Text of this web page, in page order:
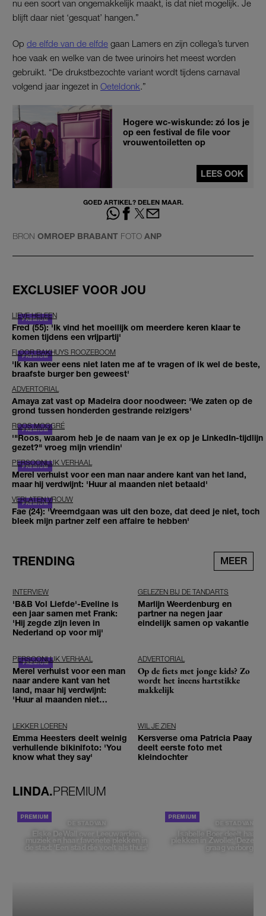
nu een soort van ongemakkelijk maakt, is dat niet mogelijk. Je
blijft daar niet ‘gesquat’ hangen.”
Op de elfde van de elfde gaan Lamers en zijn collega’s turven
hoe vaak en welke van de twee urinoirs het meest worden
gebruikt. “De drukstbezochte variant wordt tijdens carnaval
volgend jaar ingezet in Oeteldonk.”
Hogere wc-wiskunde: zó los je
op een festival de file voor
vrouwentoiletten op
LEES OOK
GOED ARTIKEL? DELEN MAAR.
BRON OMROEP BRABANT FOTO ANP
EXCLUSIEF VOOR JOU
LIEVE HELEEN
Fred (55): 'Ik vind het moeilijk om meerdere keren klaar te
komen tijdens een vrijpartij'
FLOOR BAKHUYS ROOZEBOOM
'Ik kan weer eens niet laten me af te vragen of ik wel de beste,
braafste burger ben geweest'
ADVERTORIAL
Amaya zat vast op Madeira door noodweer: 'We zaten op de
grond tussen honderden gestrande reizigers'
ROOS MOGGRÉ
'"Roos, waarom heb je de naam van je ex op je LinkedIn-tijdlijn
gezet?" vroeg mijn vriendin'
PERSOONLIJK VERHAAL
Merel verhuist voor een man naar andere kant van het land,
maar hij verdwijnt: 'Huur al maanden niet betaald'
VERLATEN VROUW
Fae (24): 'Vreemdgaan was uit den boze, dat deed je niet, toch
bleek mijn partner zelf een affaire te hebben'
TRENDING MEER
INTERVIEW
'B&B Vol Liefde'-Eveline is
een jaar samen met Frank:
'Hij zegde zijn leven in
Nederland op voor mij'
GELEZEN BIJ DE TANDARTS
Marlijn Weerdenburg en
partner na negen jaar
eindelijk samen op vakantie
PERSOONLIJK VERHAAL
Merel verhuist voor een man
naar andere kant van het
land, maar hij verdwijnt:
'Huur al maanden niet
ADVERTORIAL
Op de fiets met jonge kids? Zo
wordt het ineens hartstikke
makkelijk
LEKKER LOEREN
Emma Heesters deelt weinig
verhullende bikinifoto: 'You
know what they say'
WIL JE ZIEN
Kersverse oma Patricia Paay
deelt eerste foto met
kleindochter
LINDA.PREMIUM
DE STAD VAN
Elske DeWall over Leeuwarden,
muziek en haar favoriete plekken in
de stad: 'Een stad die voelt als thuis'
DE STAD VAN
Isabelle Boer deelt haar
plekken in Zwolle: 'Deze
graag verborgen'